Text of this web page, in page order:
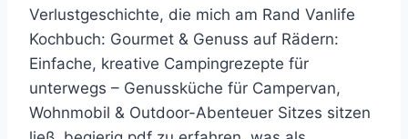
Verlustgeschichte, die mich am Rand Vanlife
Kochbuch: Gourmet & Genuss auf Rädern:
Einfache, kreative Campingrezepte für
unterwegs – Genussküche für Campervan,
Wohnmobil & Outdoor-Abenteuer Sitzes sitzen